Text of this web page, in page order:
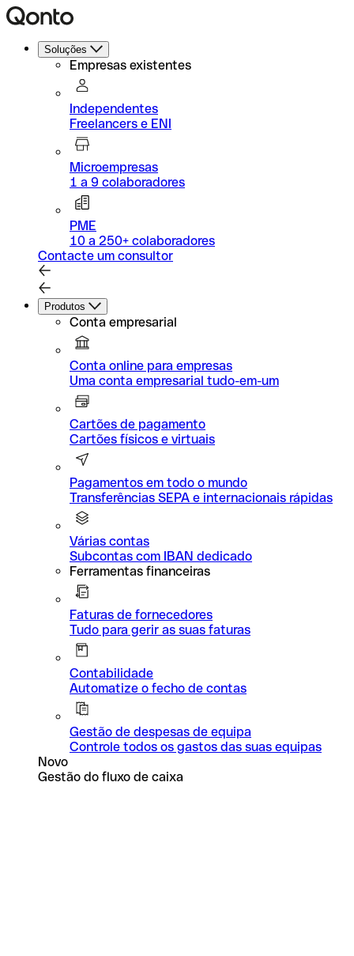
Soluções
Empresas existentes
Independentes
Freelancers e ENI
Microempresas
1 a 9 colaboradores
PME
10 a 250+ colaboradores
Contacte um consultor
Produtos
Conta empresarial
Conta online para empresas
Uma conta empresarial tudo-em-um
Cartões de pagamento
Cartões físicos e virtuais
Pagamentos em todo o mundo
Transferências SEPA e internacionais rápidas
Várias contas
Subcontas com IBAN dedicado
Ferramentas financeiras
Faturas de fornecedores
Tudo para gerir as suas faturas
Contabilidade
Automatize o fecho de contas
Gestão de despesas de equipa
Controle todos os gastos das suas equipas
Novo
Gestão do fluxo de caixa